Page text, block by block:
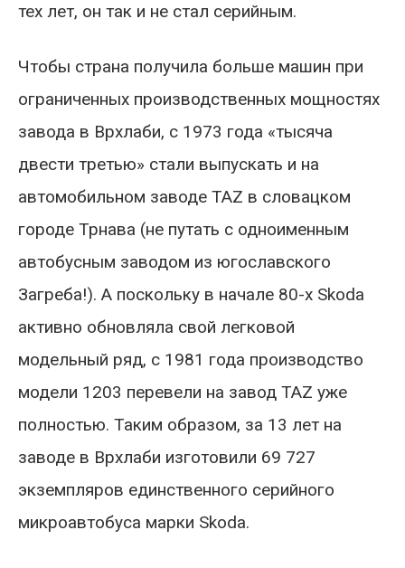
тех лет, он так и не стал серийным.
Чтобы страна получила больше машин при
ограниченных производственных мощностях
завода в Врхлаби, с 1973 года «тысяча
двести третью» стали выпускать и на
автомобильном заводе TAZ в словацком
городе Трнава (не путать с одноименным
автобусным заводом из югославского
Загреба!). А поскольку в начале 80-х Skoda
активно обновляла свой легковой
модельный ряд, с 1981 года производство
модели 1203 перевели на завод TAZ уже
полностью. Таким образом, за 13 лет на
заводе в Врхлаби изготовили 69 727
экземпляров единственного серийного
микроавтобуса марки Skoda.